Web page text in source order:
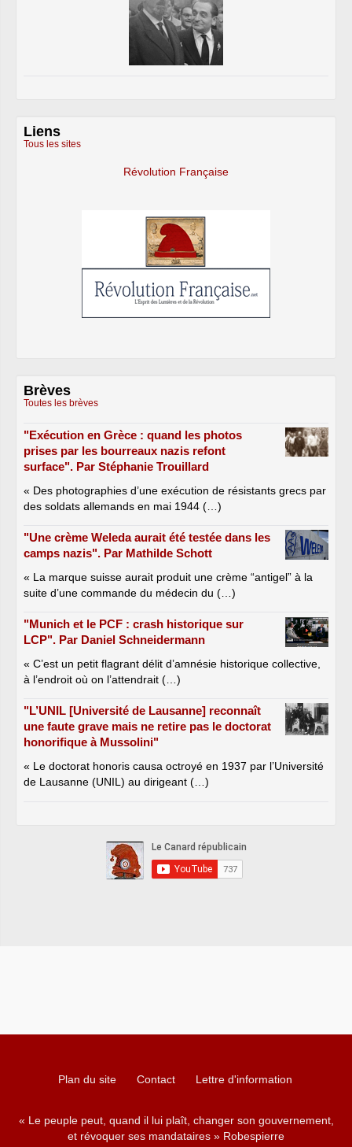
Liens
Tous les sites
Révolution Française
Brèves
Toutes les brèves
"Exécution en Grèce : quand les photos
prises par les bourreaux nazis refont
surface". Par Stéphanie Trouillard
« Des photographies d’une exécution de résistants grecs par
des soldats allemands en mai 1944 (…)
"Une crème Weleda aurait été testée dans les
camps nazis". Par Mathilde Schott
« La marque suisse aurait produit une crème “antigel” à la
suite d’une commande du médecin du (…)
"Munich et le PCF : crash historique sur
LCP". Par Daniel Schneidermann
« C’est un petit flagrant délit d’amnésie historique collective,
à l’endroit où on l’attendrait (…)
"L’UNIL [Université de Lausanne] reconnaît
une faute grave mais ne retire pas le doctorat
honorifique à Mussolini"
« Le doctorat honoris causa octroyé en 1937 par l’Université
de Lausanne (UNIL) au dirigeant (…)
Plan du site Contact Lettre d'information
« Le peuple peut, quand il lui plaît, changer son gouvernement,
et révoquer ses mandataires » Robespierre